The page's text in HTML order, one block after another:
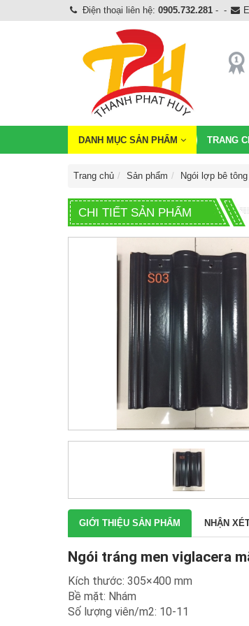
Điện thoại liên hệ: 0905.732.281- -
DANH MỤC SẢN PHẨM TRANG
Trang chủ Sản phẩm Ngói lợp bê tông
CHI TIẾT SẢN PHẨM
GIỚI THIỆU SẢN PHẨM NHẬN
Ngói tráng men viglacera
Kích thước: 305×400 mm
Bề mặt: Nhám
Số lượng viên/m2: 10-11